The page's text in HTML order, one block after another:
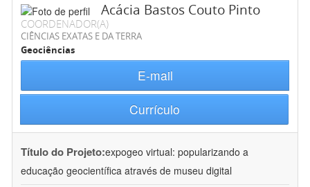
Acácia Bastos Couto Pinto
COORDENADOR(A)
CIÊNCIAS EXATAS E DA TERRA
Geociências
E-mail
Currículo
Título do Projeto:expogeo virtual: popularizando a
educação geocientífica através de museu digital